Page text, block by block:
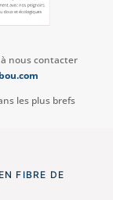
à nous contacter
les plus brefs
FIBRE DE